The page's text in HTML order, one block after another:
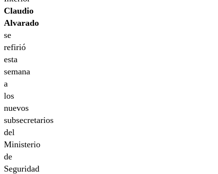
Claudio
Alvarado
se
refirió
esta
semana
a
los
nuevos
subsecretarios
del
Ministerio
de
Seguridad